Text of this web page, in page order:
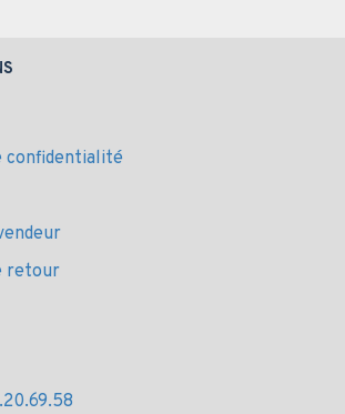
confidentialité
retour